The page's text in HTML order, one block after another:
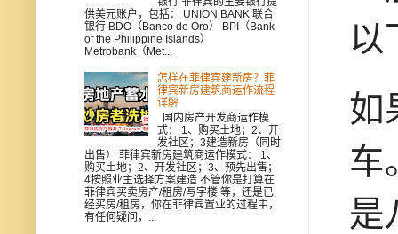
以
如
车
是
供美元账户，包括： UNION BANK 联合
银行 BDO（Banco de Oro） BPI（Bank
of the Philippine Islands）
Metrobank（Met...
怎样在菲律宾建新房？菲
律宾新房建筑商运作流程
详解
国内房产开发商运作模
式： 1、购买土地；2、开
发社区；3建造新房（同时
出售） 菲律宾新房建筑商运作模式： 1、
购买土地；2、开发社区；3、预先出售；
4按照业主选择方案建造 不管你是打算在
菲律宾买卖房产/租房/写字楼 等，还是已
经买房/租房，你在菲律宾置业的过程中，
有任何疑问，...